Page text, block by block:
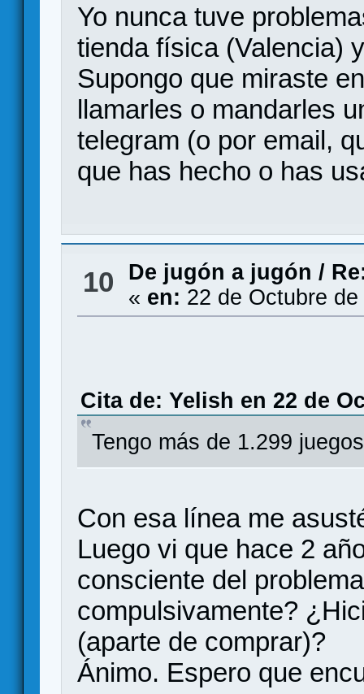
Yo nunca tuve
tienda física (Valencia)
Supongo que miraste
llamarles o mandarles
telegram (o por email,
que has hecho o has
10 De jugón a jugón /
« en: 22 de Octubre
Cita de: Yelish en 22 de
Tengo más de 1.299
Con esa línea me
Luego vi que hace 2
consciente del
compulsivamente?
(aparte de comprar)?
Ánimo. Espero que